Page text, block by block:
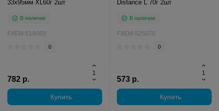
33х95мм XL60г 2шт
В наличии
FXEM-519060
0
782 р.
Купить
Distance L 70г 2шт
В наличии
FXEM-525070
0
573 р.
Купить